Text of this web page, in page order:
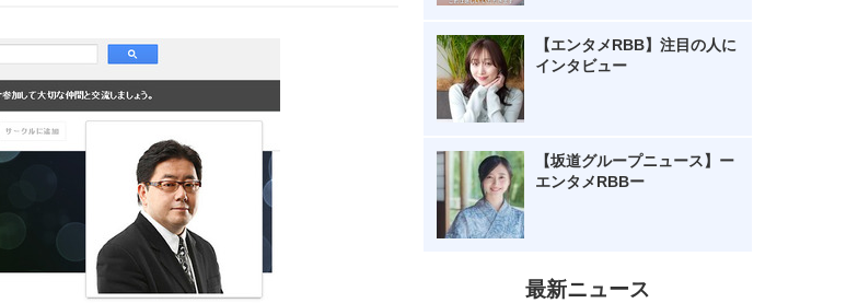
【エンタメRBB】注目の人に
インタビュー
【坂道グループニュース】ー
エンタメRBBー
最新ニュース